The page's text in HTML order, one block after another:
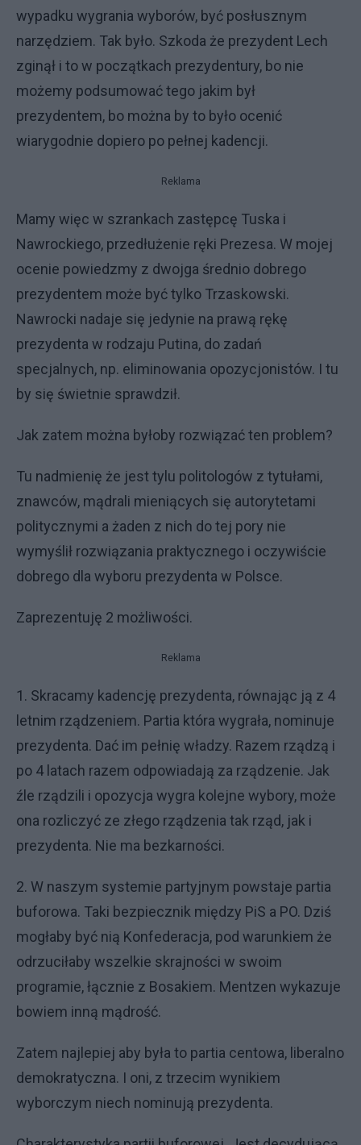
wypadku wygrania wyborów, być posłusznym
narzędziem. Tak było. Szkoda że prezydent Lech
zginął i to w początkach prezydentury, bo nie
możemy podsumować tego jakim był
prezydentem, bo można by to było ocenić
wiarygodnie dopiero po pełnej kadencji.
Reklama
Mamy więc w szrankach zastępcę Tuska i
Nawrockiego, przedłużenie ręki Prezesa. W mojej
ocenie powiedzmy z dwojga średnio dobrego
prezydentem może być tylko Trzaskowski.
Nawrocki nadaje się jedynie na prawą rękę
prezydenta w rodzaju Putina, do zadań
specjalnych, np. eliminowania opozycjonistów. I tu
by się świetnie sprawdził.
Jak zatem można byłoby rozwiązać ten problem?
Tu nadmienię że jest tylu politologów z tytułami,
znawców, mądrali mieniących się autorytetami
politycznymi a żaden z nich do tej pory nie
wymyślił rozwiązania praktycznego i oczywiście
dobrego dla wyboru prezydenta w Polsce.
Zaprezentuję 2 możliwości.
Reklama
1. Skracamy kadencję prezydenta, równając ją z 4
letnim rządzeniem. Partia która wygrała, nominuje
prezydenta. Dać im pełnię władzy. Razem rządzą i
po 4 latach razem odpowiadają za rządzenie. Jak
źle rządzili i opozycja wygra kolejne wybory, może
ona rozliczyć ze złego rządzenia tak rząd, jak i
prezydenta. Nie ma bezkarności.
2. W naszym systemie partyjnym powstaje partia
buforowa. Taki bezpiecznik między PiS a PO. Dziś
mogłaby być nią Konfederacja, pod warunkiem że
odrzuciłaby wszelkie skrajności w swoim
programie, łącznie z Bosakiem. Mentzen wykazuje
bowiem inną mądrość.
Zatem najlepiej aby była to partia centowa, liberalno
demokratyczna. I oni, z trzecim wynikiem
wyborczym niech nominują prezydenta.